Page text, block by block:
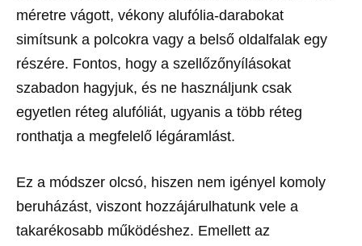
méretre vágott, vékony alufólia-darabokat
simítsunk a polcokra vagy a belső oldalfalak egy
részére. Fontos, hogy a szellőzőnyílásokat
szabadon hagyjuk, és ne használjunk csak
egyetlen réteg alufóliát, ugyanis a több réteg
ronthatja a megfelelő légáramlást.
Ez a módszer olcsó, hiszen nem igényel komoly
beruházást, viszont hozzájárulhatunk vele a
takarékosabb működéshez. Emellett az